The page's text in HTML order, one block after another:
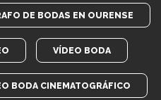
DE BODAS EN OURENSE
VÍDEO BODA
BODA CINEMATOGRÁFICO